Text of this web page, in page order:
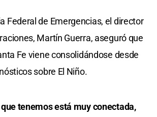
Federal de Emergencias, el director
Martín Guerra, aseguró que
Fe viene consolidándose desde
sobre El Niño.
tenemos está muy conectada,